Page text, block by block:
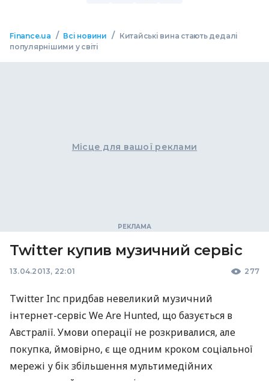
Finance.ua / Всі новини /
Китайські вина стають дедалі
популярнішими у світі
Місце для вашої реклами
Twitter купив музичний сервіс
13.04.2013, 22:01 277
Twitter Inc придбав невеликий музичний
інтернет-сервіс We Are Hunted, що базується в
Австралії. Умови операції не розкривалися, але
покупка, ймовірно, є ще одним кроком соціальної
мережі у бік збільшення мультимедійних